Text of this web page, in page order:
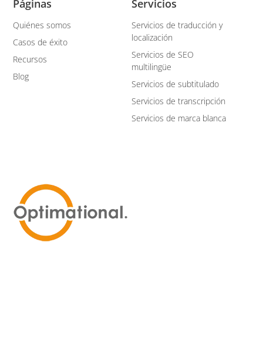
Servicios
Servicios de traducción y
localización
Servicios de SEO
multilingüe
Servicios de subtitulado
Servicios de transcripción
Servicios de marca blanca
Páginas
Quiénes somos
Casos de éxito
Recursos
Blog